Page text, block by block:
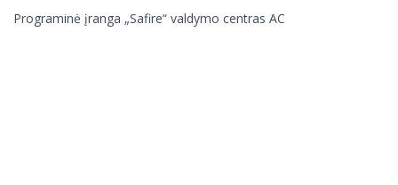
Programinė įranga „Safire“ valdymo centras AC